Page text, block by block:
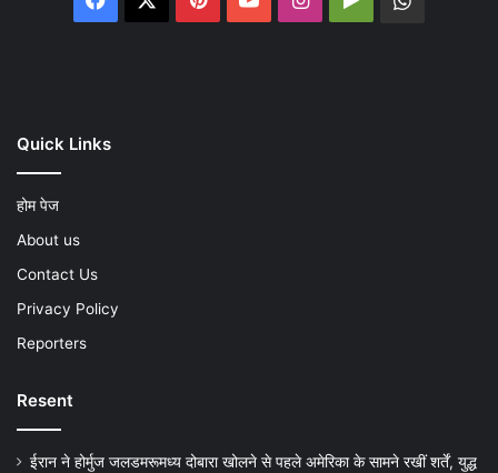
Quick Links
होम पेज
About us
Contact Us
Privacy Policy
Reporters
Resent
ईरान ने होर्मुज जलडमरूमध्य दोबारा खोलने से पहले अमेरिका के सामने रखीं शर्तें, युद्ध